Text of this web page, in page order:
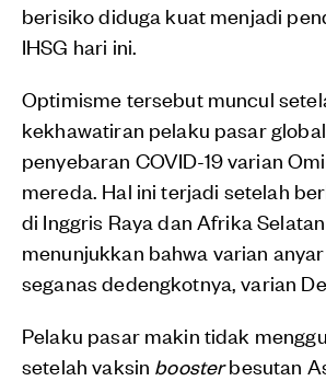
berisiko diduga kuat menjadi
IHSG hari ini.
Optimisme tersebut muncul
kekhawatiran pelaku pasar
penyebaran COVID-19 varian
mereda. Hal ini terjadi setelah
di Inggris Raya dan Afrika
menunjukkan bahwa varian
seganas dedengkotnya, varian
Pelaku pasar makin tidak
setelah vaksin boosterbesutan